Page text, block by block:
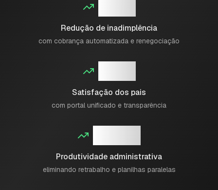
Redução de inadimplência
com cobrança automatizada e renegociação
Satisfação dos pais
com portal unificado e transparência
Produtividade administrativa
eliminando retrabalho e planilhas paralelas